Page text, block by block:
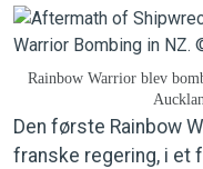
Rainbow Warrior blev
Den første Rainbow
franske regering, i et